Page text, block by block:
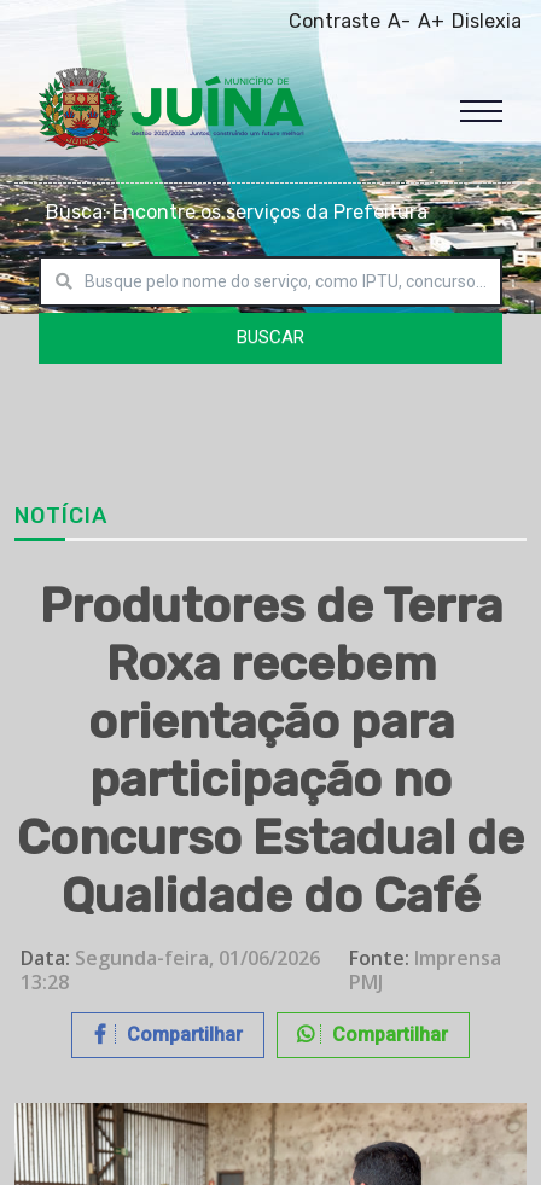
Contraste A- A+ Dislexia
Busca: Encontre os serviços da Prefeitura
BUSCAR
NOTÍCIA
Produtores de Terra
Roxa recebem
orientação para
participação no
Concurso Estadual de
Qualidade do Café
Data: Segunda-feira, 01/06/2026
13:28
Fonte: Imprensa
PMJ
Compartilhar Compartilhar